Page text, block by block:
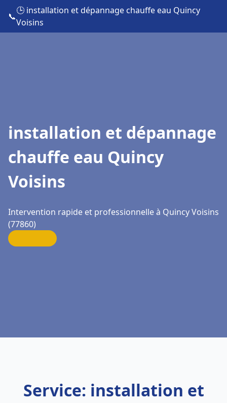
📞
🕒 installation et dépannage chauffe eau Quincy
Voisins
installation et dépannage
chauffe eau Quincy
Voisins
Intervention rapide et professionnelle à Quincy Voisins
(77860)
Service: installation et